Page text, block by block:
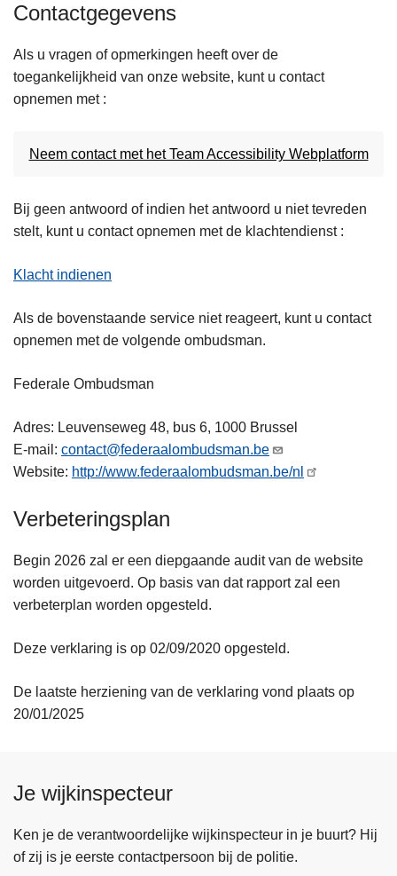
Contactgegevens
Als u vragen of opmerkingen heeft over de
toegankelijkheid van onze website, kunt u contact
opnemen met :
Neem contact met het Team Accessibility Webplatform
Bij geen antwoord of indien het antwoord u niet tevreden
stelt, kunt u contact opnemen met de klachtendienst :
Klacht indienen
Als de bovenstaande service niet reageert, kunt u contact
opnemen met de volgende ombudsman.
Federale Ombudsman
Adres: Leuvenseweg 48, bus 6, 1000 Brussel
E-mail: contact@federaalombudsman.be
Website: http://www.federaalombudsman.be/nl
Verbeteringsplan
Begin 2026 zal er een diepgaande audit van de website
worden uitgevoerd. Op basis van dat rapport zal een
verbeterplan worden opgesteld.
Deze verklaring is op 02/09/2020 opgesteld.
De laatste herziening van de verklaring vond plaats op
20/01/2025
Je wijkinspecteur
Ken je de verantwoordelijke wijkinspecteur in je buurt? Hij
of zij is je eerste contactpersoon bij de politie.